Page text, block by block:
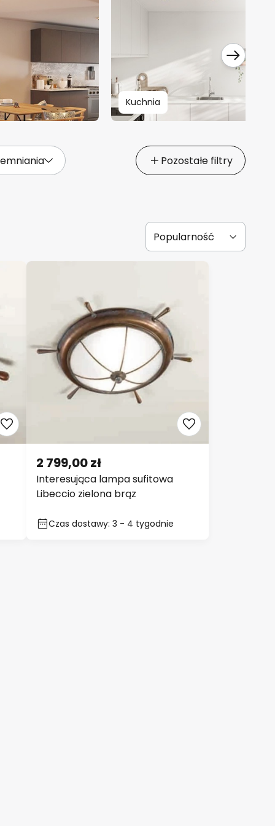
Kuchnia
Pozostałe filtry
Interesująca lampa sufitowa
Libeccio zielona brąz
2 799,00 zł
Czas dostawy: 3 - 4 tygodnie